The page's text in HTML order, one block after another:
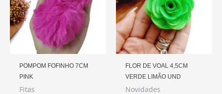
POMPOM FOFINHO 7CM
PINK
Fitas
FLOR DE VOAL 4,5CM
VERDE LIMÃO UND
Novidades